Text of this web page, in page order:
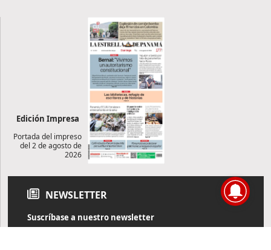
Edición Impresa
Portada del impreso
del 2 de agosto de
2026
NEWSLETTER
Suscríbase a nuestro newsletter
Reciba diariamente información de actualidad directamente en